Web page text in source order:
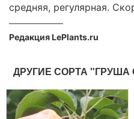
средняя, регулярная.
Редакция LePlants.ru
ДРУГИЕ СОРТА